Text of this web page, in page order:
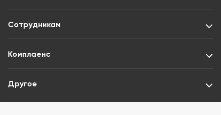
Сотрудникам
Комплаенс
Другое